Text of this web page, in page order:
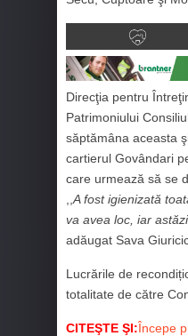
Direcţia pentru
Patrimoniului
săptămâna aceasta
cartierul Govândari
care urmează să se
A fost igienizată
va avea loc, iar
adăugat Sava
Lucrările de
totalitate de către
CITEŞTE ŞI:Începe